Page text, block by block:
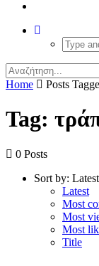
Home Posts
Tag:
0 Posts
Sort by: Latest
Latest
Most
Most
Most
Title